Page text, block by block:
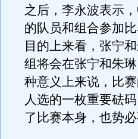
之后，李永波表示
的队员和组合参加
目的上来看，张宁
组将会在张宁和朱
种意义上来说，比
人选的一枚重要砝
了比赛本身，也势